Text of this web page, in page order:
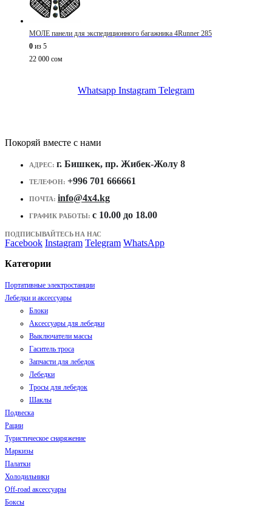
МОЛЕ панели для экспедиционного багажника 4Runner 285
0 из 5
22 000 сом
Whatsapp Instagram Telegram
Покоряй вместе с нами
АДРЕС: г. Бишкек, пр. Жибек-Жолу 8
ТЕЛЕФОН: +996 701 666661
ПОЧТА: info@4x4.kg
ГРАФИК РАБОТЫ: c 10.00 до 18.00
ПОДПИСЫВАЙТЕСЬ НА НАС
Facebook Instagram Telegram WhatsApp
Категории
Портативные электростанции
Лебедки и аксессуары
Блоки
Аксессуары для лебедки
Выключатели массы
Гаситель тросa
Запчасти для лебедок
Лебедки
Тросы для лебедок
Шаклы
Подвеска
Рации
Туристическое снаряжение
Маркизы
Палатки
Холодильники
Off-road аксессуары
Боксы